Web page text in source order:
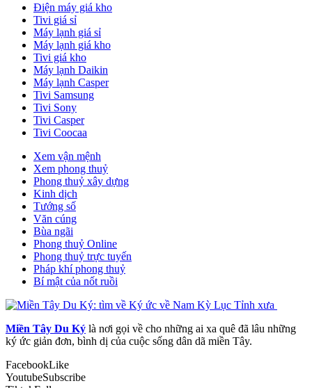
Điện máy giá kho
Tivi giá sỉ
Máy lạnh giá sỉ
Máy lạnh giá kho
Tivi giá kho
Máy lạnh Daikin
Máy lạnh Casper
Tivi Samsung
Tivi Sony
Tivi Casper
Tivi Coocaa
Xem vận mệnh
Xem phong thuỷ
Phong thuỷ xây dựng
Kinh dịch
Tướng số
Văn cúng
Bùa ngãi
Phong thuỷ Online
Phong thuỷ trực tuyến
Pháp khí phong thuỷ
Bí mật của nốt ruồi
Miền Tây Du Ký là nơi gọi về cho những ai xa quê đã lâu những
ký ức giản đơn, bình dị của cuộc sống dân dã miền Tây.
FacebookLike
YoutubeSubscribe